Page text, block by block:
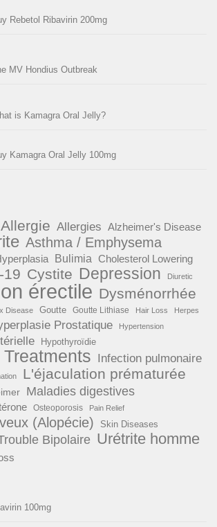
Rebetol Ribavirin 200mg
MV Hondius Outbreak
is Kamagra Oral Jelly?
Kamagra Oral Jelly 100mg
Allergie Allergies Alzheimer's Disease
Asthma / Emphysema
Bulimia Cholesterol Lowering
19 Cystite Depression Diuretic
érectile Dysménorrhée
Disease Goutte Goutte Lithiase Hair Loss Herpes
Prostatique Hypertension
Hypothyroïdie
Infection pulmonaire
L'éjaculation prématurée
Maladies digestives
Osteoporosis Pain Relief
(Alopécie) Skin Diseases
Bipolaire Urétrite homme
100mg